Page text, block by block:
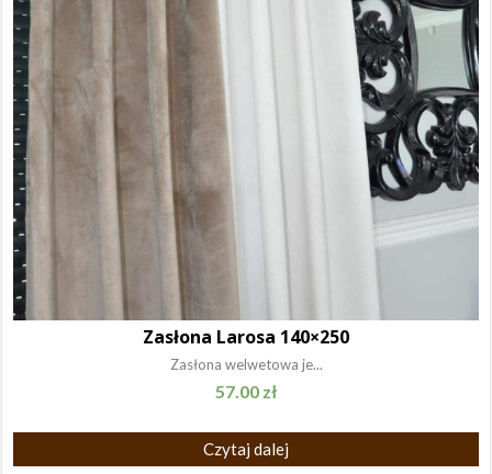
Zasłona Larosa 140×250
Zasłona welwetowa je...
57.00 zł
Czytaj dalej